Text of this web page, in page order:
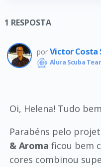
1 RESPOSTA
por Victor Costa
Alura Scuba
Oi, Helena! Tudo
Parabéns pelo
& Aroma ficou bem
cores combinou